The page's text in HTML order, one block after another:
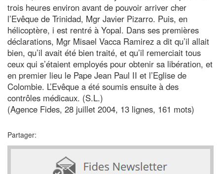
trois heures environ avant de pouvoir arriver cher
l’Evêque de Trinidad, Mgr Javier Pizarro. Puis, en
hélicoptère, i est rentré à Yopal. Dans ses premières
déclarations, Mgr Misael Vacca Ramirez a dit qu’il allait
bien, qu’il avait été bien traité, et qu’il remerciait tous
ceux qui s’étaient employés pour obtenir sa libération, et
en premier lieu le Pape Jean Paul II et l’Eglise de
Colombie. L’Evêque a été soumis ensuite à des
contrôles médicaux. (S.L.)
(Agence Fides, 28 juillet 2004, 13 lignes, 161 mots)
Partager: